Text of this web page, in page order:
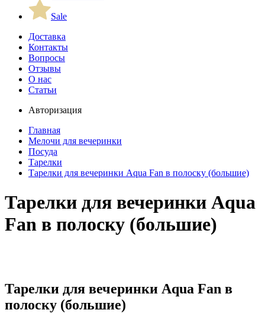
Sale
Доставка
Контакты
Вопросы
Отзывы
О нас
Статьи
Авторизация
Главная
Мелочи для вечеринки
Посуда
Тарелки
Тарелки для вечеринки Aqua Fan в полоску (большие)
Тарелки для вечеринки Aqua
Fan в полоску (большие)
Тарелки для вечеринки Aqua Fan в
полоску (большие)